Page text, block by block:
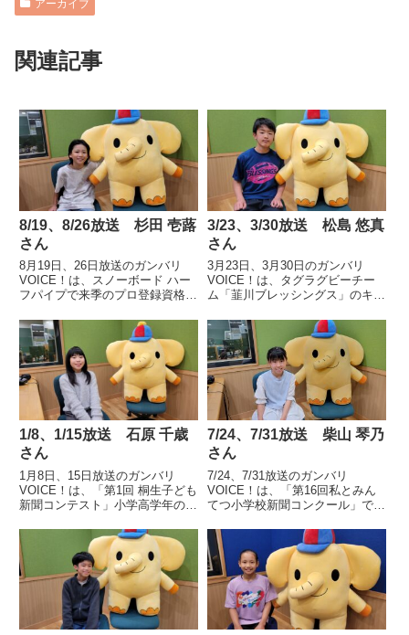
アーカイブ
関連記事
8/19、8/26放送 杉田 壱蕗
さん
8月19日、26日放送のガンバリ
VOICE！は、スノーボード ハー
フパイプで来季のプロ登録資格を
蕗さんの声です。
3/23、3/30放送 松島 悠真
さん
3月23日、3月30日のガンバリ
VOICE！は、タグラグビーチー
ム「韮川ブレッシングス」のキャ
22回全国小学生タグラグビー大
会 全国大会」に出場した太田市
立韮川小学校6年 松島 悠真さん
の声です。
1/8、1/15放送 石原 千歳
さん
1月8日、15日放送のガンバリ
VOICE！は、「第1回 桐生子ども
新聞コンテスト」小学高学年の部
天沼小学校6年 石原 千歳さんの
声です。
7/24、7/31放送 柴山 琴乃
さん
7/24、7/31放送のガンバリ
VOICE！は、「第16回私とみん
てつ小学校新聞コンクール」で最
校社会科研究協議会 会長賞」を
受賞した、高崎市立箕輪小学校6
年 柴山 琴乃さんの声です。